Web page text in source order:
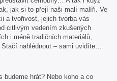
jak si to přejí naši malí malíři. Ve
a tvořivost, jejich tvorba vás
citlivým vedením zkušených
i méně tradičních materiálů,
nahlédnout – sami uvidíte…
budeme hrát? Nebo koho a co